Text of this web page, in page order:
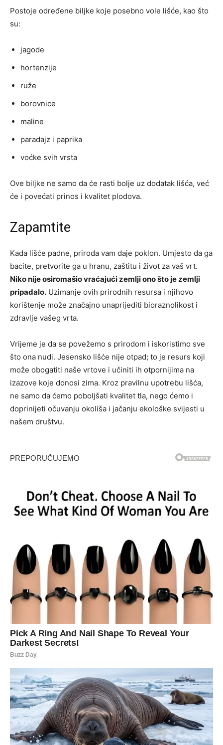
Postoje određene biljke koje posebno vole lišće, kao što
su:
jagode
hortenzije
ruže
borovnice
maline
paradajz i paprika
voćke svih vrsta
Ove biljke ne samo da će rasti bolje uz dodatak lišća, već
će i povećati prinos i kvalitet plodova.
Zapamtite
Kada lišće padne, priroda vam daje poklon. Umjesto da ga
bacite, pretvorite ga u hranu, zaštitu i život za vaš vrt.
Niko nije osiromašio vraćajući zemlji ono što je zemlji
pripadalo. Uzimanje ovih prirodnih resursa i njihovo
korištenje može značajno unaprijediti bioraznolikost i
zdravlje vašeg vrta.
Vrijeme je da se povežemo s prirodom i iskoristimo sve
što ona nudi. Jesensko lišće nije otpad; to je resurs koji
može obogatiti naše vrtove i učiniti ih otpornijima na
izazove koje donosi zima. Kroz pravilnu upotrebu lišća,
ne samo da ćemo poboljšati kvalitet tla, nego ćemo i
doprinijeti očuvanju okoliša i jačanju ekološke svijesti u
našem društvu.